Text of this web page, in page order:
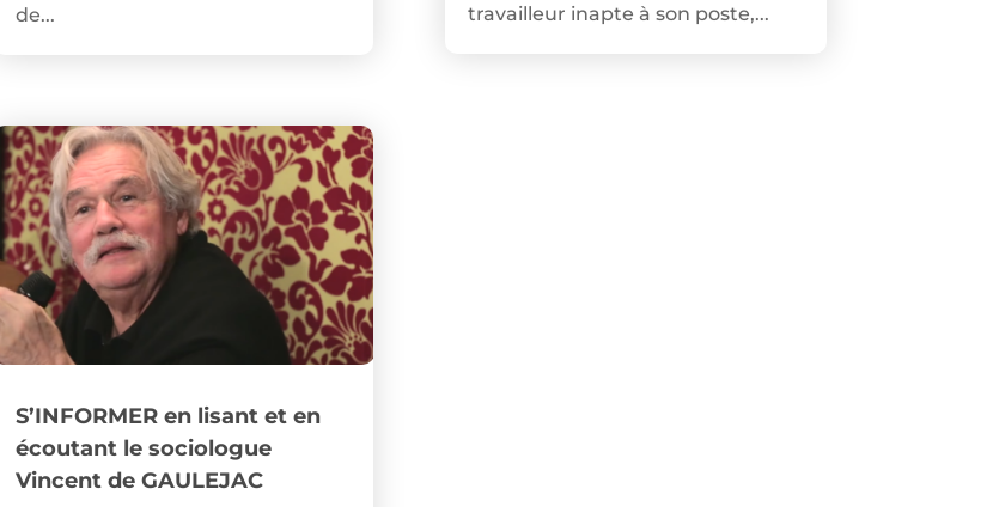
de...
S’INFORMER en lisant et en
écoutant le sociologue
Vincent de GAULEJAC
travailleur inapte à son poste,...